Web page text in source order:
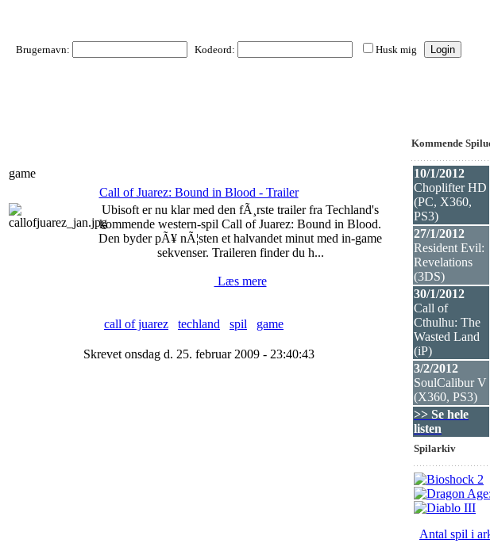
Brugernavn: Kodeord: Husk mig
game
Call of Juarez: Bound in Blood - Trailer
Ubisoft er nu klar med den fÃ¸rste trailer fra Techland's
kommende western-spil Call of Juarez: Bound in Blood.
Den byder pÃ¥ nÃ¦sten et halvandet minut med in-game
sekvenser. Traileren finder du h...
Læs mere
call of juarez techland spil game
Skrevet onsdag d. 25. februar 2009 - 23:40:43
Kommende
10/1/2012
Choplifter HD
(PC, X360,
PS3)
27/1/2012
Resident Evil:
Revelations
(3DS)
30/1/2012
Call of
Cthulhu: The
Wasted Land
(iP)
3/2/2012
SoulCalibur V
(X360, PS3)
>> Se hele
listen
Spilarkiv
Antal spil i